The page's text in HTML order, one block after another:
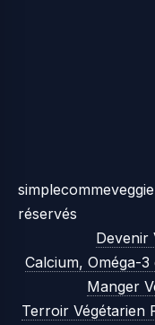
réservés
Devenir
Calcium, Oméga-3
Manger
Terroir Végétarien